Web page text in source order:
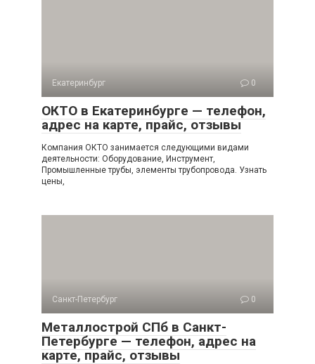
Екатеринбург 0
ОКТО в Екатеринбурге — телефон,
адрес на карте, прайс, отзывы
Компания ОКТО занимается следующими видами
деятельности: Оборудование, Инструмент,
Промышленные трубы, элементы трубопровода. Узнать
цены,
Санкт-Петербург 0
Металлострой СПб в Санкт-
Петербурге — телефон, адрес на
карте, прайс, отзывы